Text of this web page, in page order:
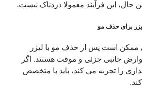
حال، این فرآیند معمولا دردناک نیست.
برای حذف مو
ممکن است پس از حذف مو با لیزر
جانبی جزئی و موقت هستند. اگر
را تجربه می کند، باید با متخصص